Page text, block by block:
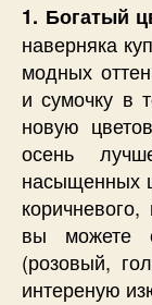
1. Богатый
наверняка
модных
и сумочку в
новую
осень
насыщенных
вы можете
(розовый,
интереную